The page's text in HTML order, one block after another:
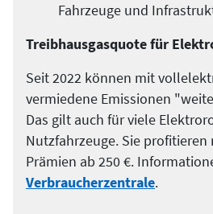
Fahrzeuge und
Treibhausgasquote für
Seit 2022 können mit
vermiedene Emissionen
Das gilt auch für viele
Nutzfahrzeuge. Sie
Prämien ab 250 €.
Verbraucherzentrale.